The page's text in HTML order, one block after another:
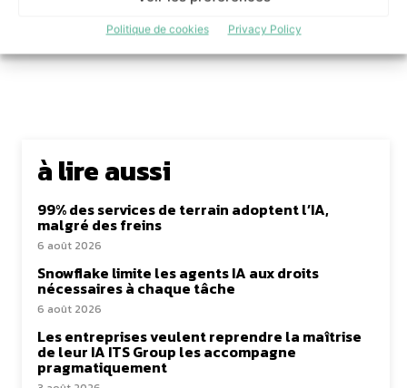
Politique de cookies Privacy Policy
CEO – delaware France
à lire aussi
99% des services de terrain adoptent l’IA,
malgré des freins
6 août 2026
Snowflake limite les agents IA aux droits
nécessaires à chaque tâche
6 août 2026
Les entreprises veulent reprendre la maîtrise
de leur IA ITS Group les accompagne
pragmatiquement